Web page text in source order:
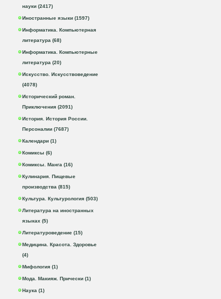
науки (2417)
Иностранные языки (1597)
Информатика. Компьютерная
литература (68)
Информатика. Компьютерные
литература (20)
Искусство. Искусствоведение
(4078)
Исторический роман.
Приключения (2091)
История. История России.
Персоналии (7687)
Календари (1)
Комиксы (6)
Комиксы. Манга (16)
Кулинария. Пищевые
производства (815)
Культура. Культурология (503)
Литература на иностранных
языках (5)
Литературоведение (15)
Медицина. Красота. Здоровье
(4)
Мифология (1)
Мода. Макияж. Прически (1)
Наука (1)